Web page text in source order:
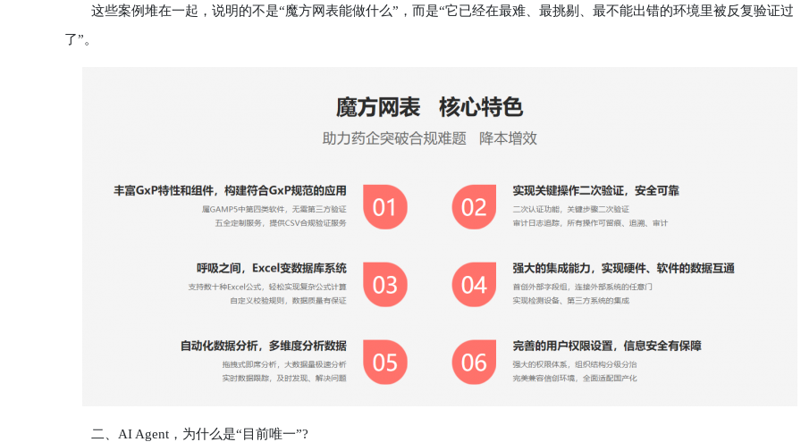
这些案例堆在一起，说明的不是“魔方网表能做什么”，而是“它已经在最难、最挑剔、最不能出错的环境里被反复验证过
了”。
二、AI Agent，为什么是“目前唯一”?